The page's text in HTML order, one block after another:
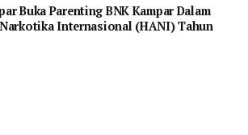
Buka Parenting BNK Kampar Dalam
Internasional (HANI) Tahun